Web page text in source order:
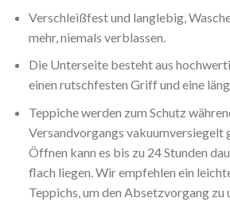
Verschleißfest und langlebig,
mehr, niemals verblassen.
Die Unterseite besteht aus
einen rutschfesten Griff und eine
Teppiche werden zum Schutz
Versandvorgangs vakuumversiegelt
Öffnen kann es bis zu 24 Stunden
flach liegen. Wir empfehlen ein
Teppichs, um den Absetzvorgang zu